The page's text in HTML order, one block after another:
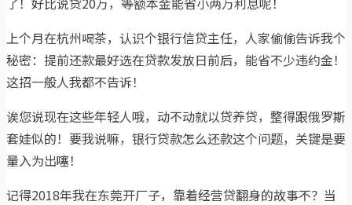
上个月在杭州喝茶，认识个银行信贷主任，人家偷偷告诉我个
秘密：提前还款最好选在贷款发放日前后，能省不少违约金！
这招一般人我都不告诉！
诶您说现在这些年轻人哦，动不动就以贷养贷，整得跟俄罗斯
套娃似的！要我说嘛，银行贷款怎么还款这个问题，关键是要
量入为出噻！
记得2018年我在东莞开厂子，靠着经营贷翻身的故事不？当